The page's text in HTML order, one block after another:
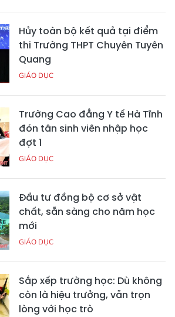
Hủy toàn bộ kết quả tại điểm
thi Trường THPT Chuyên Tuyên
Quang
GIÁO DỤC
Trường Cao đẳng Y tế Hà Tĩnh
đón tân sinh viên nhập học
đợt 1
GIÁO DỤC
Đầu tư đồng bộ cơ sở vật
chất, sẵn sàng cho năm học
mới
GIÁO DỤC
Sắp xếp trường học: Dù không
còn là hiệu trưởng, vẫn trọn
lòng với học trò